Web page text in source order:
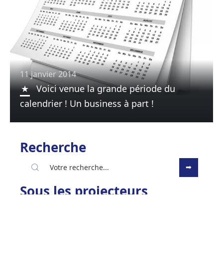
11 janvier 2014
Voici venue la grande période du
calendrier ! Un business à part !
Recherche
Sous les projecteurs